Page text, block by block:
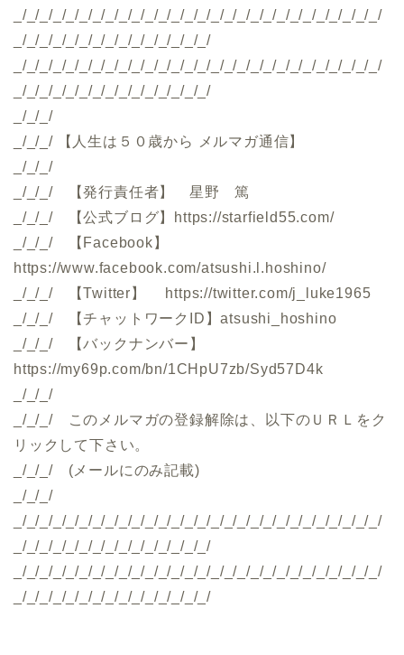
_/_/_/_/_/_/_/_/_/_/_/_/_/_/_/_/_/_/_/_/_/_/_/_/_/_/_/_/
_/_/_/_/_/_/_/_/_/_/_/_/_/_/_/
_/_/_/_/_/_/_/_/_/_/_/_/_/_/_/_/_/_/_/_/_/_/_/_/_/_/_/_/
_/_/_/_/_/_/_/_/_/_/_/_/_/_/_/
_/_/_/
_/_/_/ 【人生は５０歳から メルマガ通信】
_/_/_/
_/_/_/ 【発行責任者】 星野 篤
_/_/_/ 【公式ブログ】https://starfield55.com/
_/_/_/ 【Facebook】
https://www.facebook.com/atsushi.l.hoshino/
_/_/_/ 【Twitter】 https://twitter.com/j_luke1965
_/_/_/ 【チャットワークID】atsushi_hoshino
_/_/_/ 【バックナンバー】
https://my69p.com/bn/1CHpU7zb/Syd57D4k
_/_/_/
_/_/_/ このメルマガの登録解除は、以下のＵＲＬをク
リックして下さい。
_/_/_/ (メールにのみ記載)
_/_/_/
_/_/_/_/_/_/_/_/_/_/_/_/_/_/_/_/_/_/_/_/_/_/_/_/_/_/_/_/
_/_/_/_/_/_/_/_/_/_/_/_/_/_/_/
_/_/_/_/_/_/_/_/_/_/_/_/_/_/_/_/_/_/_/_/_/_/_/_/_/_/_/_/
_/_/_/_/_/_/_/_/_/_/_/_/_/_/_/